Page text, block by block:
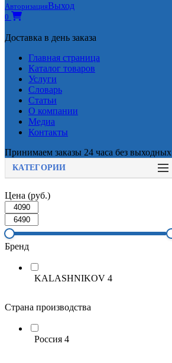
АвторизацияВыход
0
Доставка в день заказа
Главная страница
Каталог товаров
Услуги
Словарь
Статьи
О компании
Медиа
Контакты
Принимаем заказы 24 часа без выходных
КАТЕГОРИИ
Цена (руб.)
Бренд
KALASHNIKOV 4
Страна производства
Россия 4